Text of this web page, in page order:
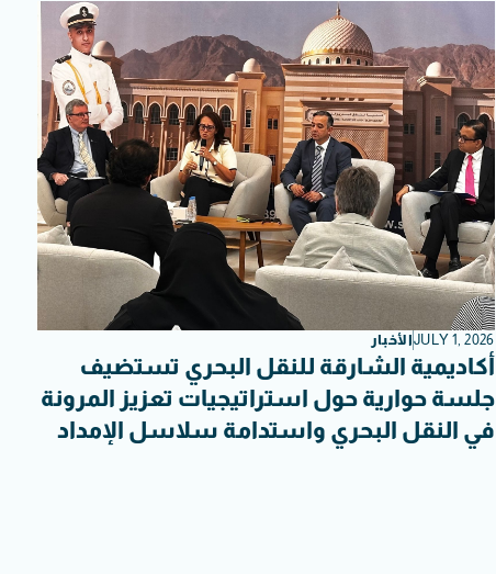
JULY 1, 2026الأخبار
أكاديمية الشارقة للنقل البحري تستضيف
جلسة حوارية حول استراتيجيات تعزيز المرونة
في النقل البحري واستدامة سلاسل الإمداد